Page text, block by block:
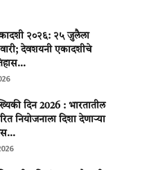
२०२६: २५ जुलैला
देवशयनी एकादशीचे
दिन 2026 : भारतातील
नियोजनाला दिशा देणाऱ्या